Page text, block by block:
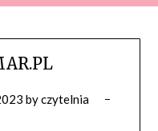
byczytelnia